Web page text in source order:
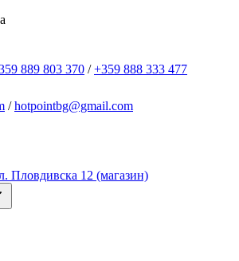
889 803 370 /+359 888 333 477
/hotpointbg@gmail.com
Пловдивска 12 (магазин)